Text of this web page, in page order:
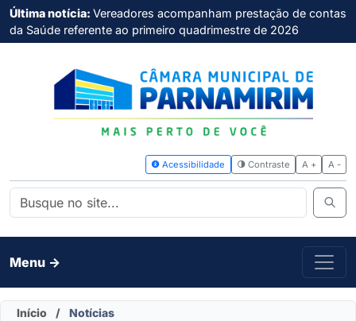
Última notícia: Vereadores acompanham prestação de contas
da Saúde referente ao primeiro quadrimestre de 2026
Menu ->
Início / Notícias